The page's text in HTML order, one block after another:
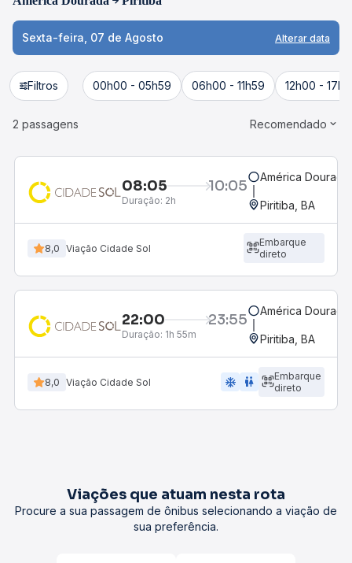
Sexta-feira, 07 de Agosto Alterar data
Filtros 00h00 - 05h59 06h00 - 11h59 12h00 -
2 passagens Recomendado
08:05 10:05
Duração: 2h
América
Piritiba, BA
8,0 Viação Cidade Sol
Embarque
direto
22:00 23:55
Duração: 1h 55m
América
Piritiba, BA
8,0 Viação Cidade Sol ac_unit wc
Embarque
direto
Viações que atuam nesta rota
Procure a sua passagem de ônibus selecionando a viação de
sua preferência.